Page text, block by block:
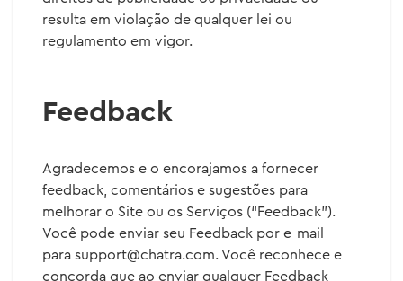
resulta em violação de qualquer lei ou
regulamento em vigor.
Feedback
Agradecemos e o encorajamos a fornecer
feedback, comentários e sugestões para
melhorar o Site ou os Serviços (“Feedback”).
Você pode enviar seu Feedback por e-mail
para support@chatra.com. Você reconhece e
concorda que ao enviar qualquer Feedback